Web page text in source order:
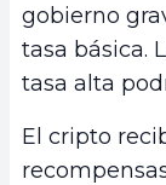
gobierno
tasa básica.
tasa alta
El cripto